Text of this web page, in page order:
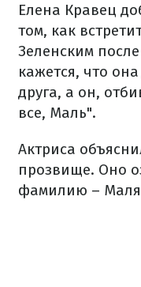
Елена Кравец
том, как
Зеленским
кажется, что
друга, а он,
все, Маль".
Актриса
прозвище. Оно
фамилию –